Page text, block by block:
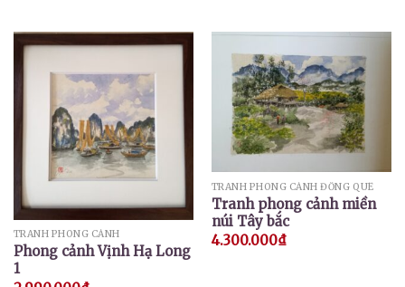
TRANH PHONG CẢNH
Phong cảnh Vịnh Hạ Long
1
TRANH PHONG CẢNH ĐỒNG QUÊ
Tranh phong cảnh miền
núi Tây bắc
4.300.000₫